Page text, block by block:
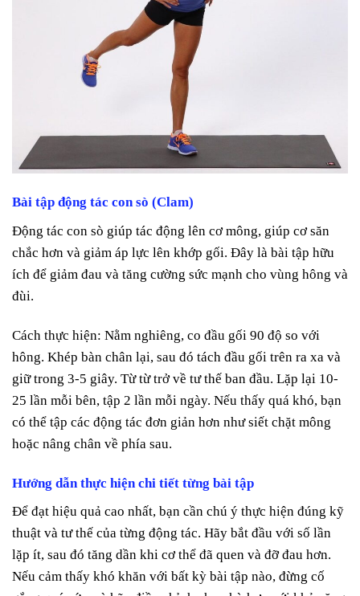
Bài tập động tác con sò (Clam)
Động tác con sò giúp tác động lên cơ mông, giúp cơ săn
chắc hơn và giảm áp lực lên khớp gối. Đây là bài tập hữu
ích để giảm đau và tăng cường sức mạnh cho vùng hông và
đùi.
Cách thực hiện: Nằm nghiêng, co đầu gối 90 độ so với
hông. Khép bàn chân lại, sau đó tách đầu gối trên ra xa và
giữ trong 3-5 giây. Từ từ trở về tư thế ban đầu. Lặp lại 10-
25 lần mỗi bên, tập 2 lần mỗi ngày. Nếu thấy quá khó, bạn
có thể tập các động tác đơn giản hơn như siết chặt mông
hoặc nâng chân về phía sau.
Hướng dẫn thực hiện chi tiết từng bài tập
Để đạt hiệu quả cao nhất, bạn cần chú ý thực hiện đúng kỹ
thuật và tư thế của từng động tác. Hãy bắt đầu với số lần
lặp ít, sau đó tăng dần khi cơ thể đã quen và đỡ đau hơn.
Nếu cảm thấy khó khăn với bất kỳ bài tập nào, đừng cố